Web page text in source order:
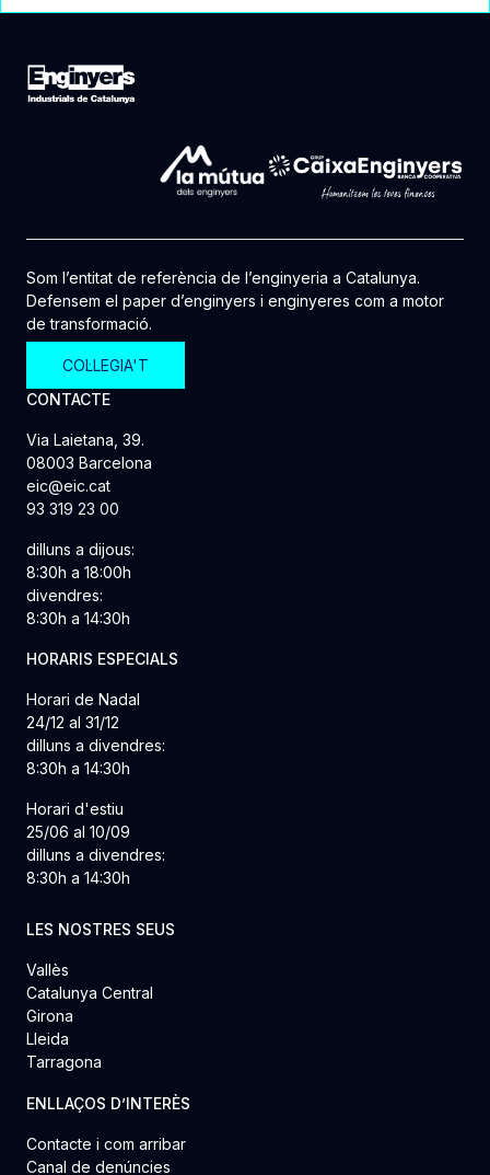
Som l’entitat de referència de l’enginyeria a Catalunya.
Defensem el paper d’enginyers i enginyeres com a motor
de transformació.
COL·LEGIA'T
CONTACTE
Via Laietana, 39.
08003 Barcelona
eic@eic.cat
93 319 23 00
dilluns a dijous:
8:30h a 18:00h
divendres:
8:30h a 14:30h
HORARIS ESPECIALS
Horari de Nadal
24/12 al 31/12
dilluns a divendres:
8:30h a 14:30h
Horari d'estiu
25/06 al 10/09
dilluns a divendres:
8:30h a 14:30h
LES NOSTRES SEUS
Vallès
Catalunya Central
Girona
Lleida
Tarragona
ENLLAÇOS D’INTERÈS
Contacte i com arribar
Canal de denúncies